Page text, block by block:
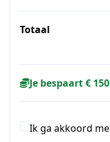
Totaal
Je bespaart €
Ik ga akkoord